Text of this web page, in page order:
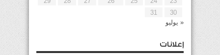
30
31
« يوليو
إعلانات